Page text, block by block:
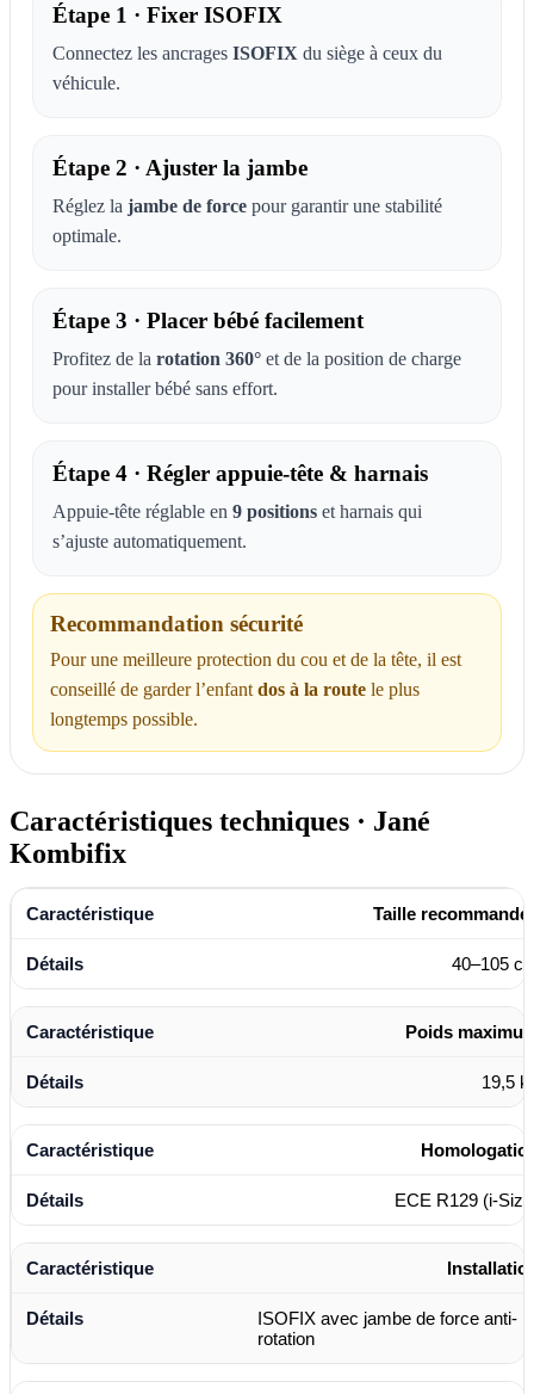
Étape 1 · Fixer ISOFIX
Connectez les ancrages ISOFIX du siège à ceux du
véhicule.
Étape 2 · Ajuster la jambe
Réglez la jambe de force pour garantir une stabilité
optimale.
Étape 3 · Placer bébé facilement
Profitez de la rotation 360° et de la position de charge
pour installer bébé sans effort.
Étape 4 · Régler appuie-tête & harnais
Appuie-tête réglable en 9 positions et harnais qui
s’ajuste automatiquement.
Recommandation sécurité
Pour une meilleure protection du cou et de la tête, il est
conseillé de garder l’enfant dos à la route le plus
longtemps possible.
Caractéristiques techniques · Jané
Kombifix
Taille
40–105
Poids
19,5
ECE R129 (i-
ISOFIX avec jambe de force anti-
rotation